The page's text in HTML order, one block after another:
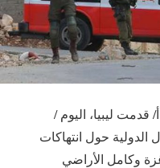
/أ ش أ/ قدمت ليبيا، اليوم /
الدولية حول انتهاكات
وكامل الأراضي